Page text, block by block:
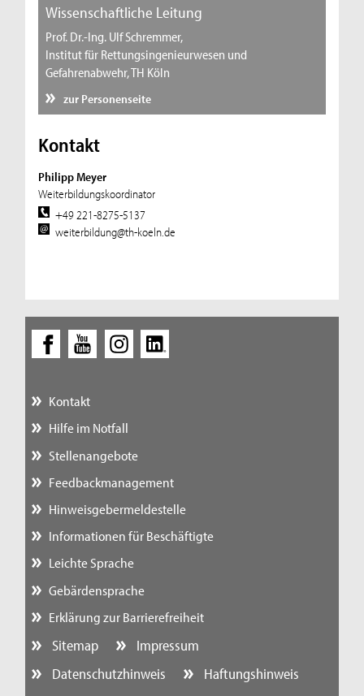
Wissenschaftliche Leitung
Prof. Dr.-Ing. Ulf Schremmer,
Institut für Rettungsingenieurwesen und
Gefahrenabwehr, TH Köln
zur Personenseite
Kontakt
Philipp Meyer
Weiterbildungskoordinator
+49 221-8275-5137
weiterbildung@th-koeln.de
Kontakt
Hilfe im Notfall
Stellenangebote
Feedbackmanagement
Hinweisgebermeldestelle
Informationen für Beschäftigte
Leichte Sprache
Gebärdensprache
Erklärung zur Barrierefreiheit
Sitemap
Impressum
Datenschutzhinweis
Haftungshinweis